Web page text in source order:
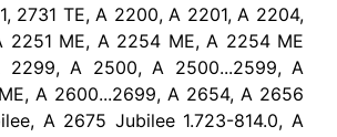
2731 TE, A 2200, A 2201, A 2204,
2251 ME, A 2254 ME, A 2254 ME
2299, A 2500, A 2500...2599, A
A 2600...2699, A 2654, A 2656
A 2675 Jubilee 1.723-814.0, A